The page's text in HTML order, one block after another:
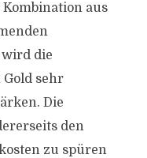
aus
die
sehr
Die
den
zu spüren